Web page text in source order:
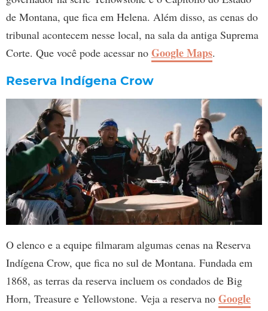
de Montana, que fica em Helena. Além disso, as cenas do
tribunal acontecem nesse local, na sala da antiga Suprema
Corte. Que você pode acessar no Google Maps.
Reserva Indígena Crow
O elenco e a equipe filmaram algumas cenas na Reserva
Indígena Crow, que fica no sul de Montana. Fundada em
1868, as terras da reserva incluem os condados de Big
Horn, Treasure e Yellowstone. Veja a reserva no Google